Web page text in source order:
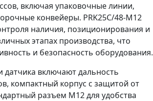
включая упаковочные линии,
конвейеры. PRK25C/48-M12
наличия, позиционирования и
этапах производства, что
и безопасность оборудования.
датчика включают дальность
компактный корпус с защитой от
разъем M12 для удобства